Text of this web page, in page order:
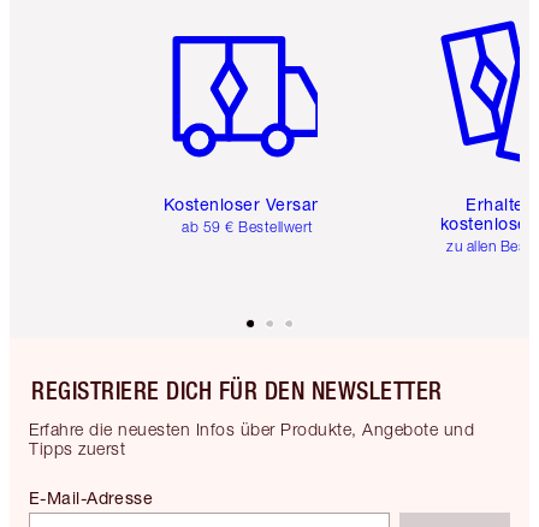
Kostenloser Versand
ab 59 € Bestellwert
Erhalte
kostenlose
zu allen
REGISTRIERE DICH FÜR DEN NEWSLETTER
Erfahre die neuesten Infos über Produkte, Angebote und
Tipps zuerst
E-Mail-Adresse